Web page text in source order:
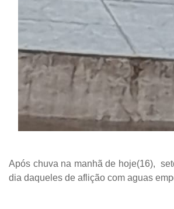
Após chuva na manhã de hoje(16),
dia daqueles de aflição com aguas